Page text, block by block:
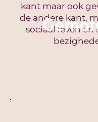
kant maar ook
de andere kant,
sociaal leven en